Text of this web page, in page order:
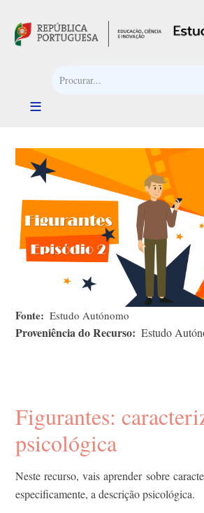
Fonte Estudo Autónomo
Proveniência do Recurso Estudo
Figurantes:
psicológica
Neste recurso, vais aprender sobre
especificamente, a descrição psicológica.